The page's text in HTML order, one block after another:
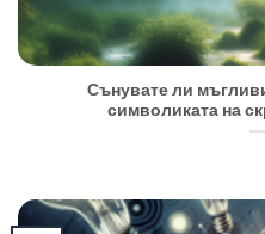
Сънувате ли
символиката на